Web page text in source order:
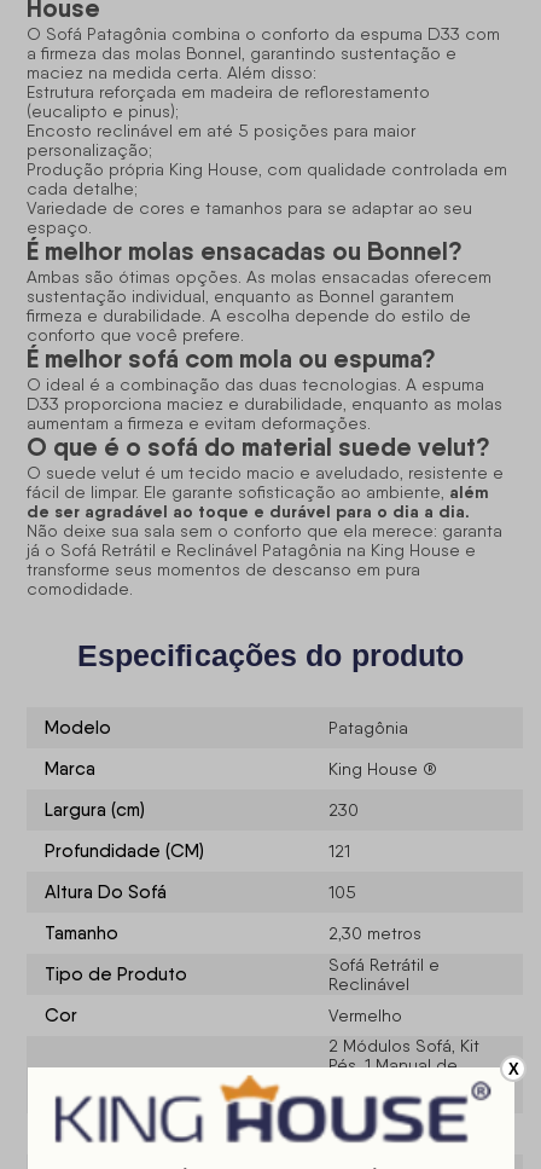
House
O Sofá Patagônia combina o conforto da espuma D33 com
a firmeza das molas Bonnel, garantindo sustentação e
maciez na medida certa. Além disso:
Estrutura reforçada em madeira de reflorestamento
(eucalipto e pinus);
Encosto reclinável em até 5 posições para maior
personalização;
Produção própria King House, com qualidade controlada em
cada detalhe;
Variedade de cores e tamanhos para se adaptar ao seu
espaço.
É melhor molas ensacadas ou Bonnel?
Ambas são ótimas opções. As molas ensacadas oferecem
sustentação individual, enquanto as Bonnel garantem
firmeza e durabilidade. A escolha depende do estilo de
conforto que você prefere.
É melhor sofá com mola ou espuma?
O ideal é a combinação das duas tecnologias. A espuma
D33 proporciona maciez e durabilidade, enquanto as molas
aumentam a firmeza e evitam deformações.
O que é o sofá do material suede velut?
O suede velut é um tecido macio e aveludado, resistente e
fácil de limpar. Ele garante sofisticação ao ambiente, além
de ser agradável ao toque e durável para o dia a dia.
Não deixe sua sala sem o conforto que ela merece: garanta
já o Sofá Retrátil e Reclinável Patagônia na King House e
transforme seus momentos de descanso em pura
comodidade.
Especificações do produto
Modelo Patagônia
Marca King House ®
Largura (cm) 230
Profundidade (CM) 121
Altura Do Sofá 105
Tamanho 2,30 metros
Tipo de Produto
Sofá Retrátil e
Reclinável
Cor Vermelho
Conteúdo da Embalagem
2 Módulos Sofá, Kit
Pés, 1 Manual de
Montagem/Certificado
de Garantia
Possui Molas? Sim
X